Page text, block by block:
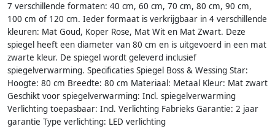
7 verschillende formaten: 40 cm, 60 cm, 70 cm, 80 cm, 90 cm,
100 cm of 120 cm. Ieder formaat is verkrijgbaar in 4 verschillende
kleuren: Mat Goud, Koper Rose, Mat Wit en Mat Zwart. Deze
spiegel heeft een diameter van 80 cm en is uitgevoerd in een mat
zwarte kleur. De spiegel wordt geleverd inclusief
spiegelverwarming. Specificaties Spiegel Boss & Wessing Star:
Hoogte: 80 cm Breedte: 80 cm Materiaal: Metaal Kleur: Mat zwart
Geschikt voor spiegelverwarming: Incl. spiegelverwarming
Verlichting toepasbaar: Incl. Verlichting Fabrieks Garantie: 2 jaar
garantie Type verlichting: LED verlichting